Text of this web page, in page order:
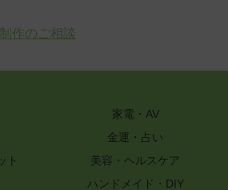
作のご相談
家電・AV
金運・占い
ト
美容・ヘルスケア
ハンドメイド・DIY